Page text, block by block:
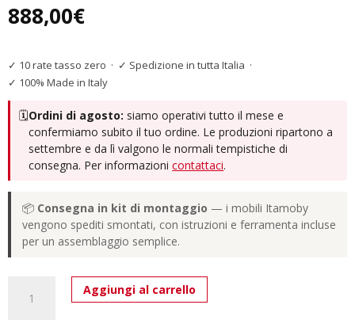
888,00€
✓ 10 rate tasso zero · ✓ Spedizione in tutta Italia ·
✓ 100% Made in Italy
🗓️Ordini di agosto: siamo operativi tutto il mese e
confermiamo subito il tuo ordine. Le produzioni ripartono a
settembre e da lì valgono le normali tempistiche di
consegna. Per informazionicontattaci.
📦 Consegna in kit di montaggio — i mobili Itamoby
vengono spediti smontati, con istruzioni e ferramenta incluse
per un assemblaggio semplice.
allungabile
Aggiungi al carrello